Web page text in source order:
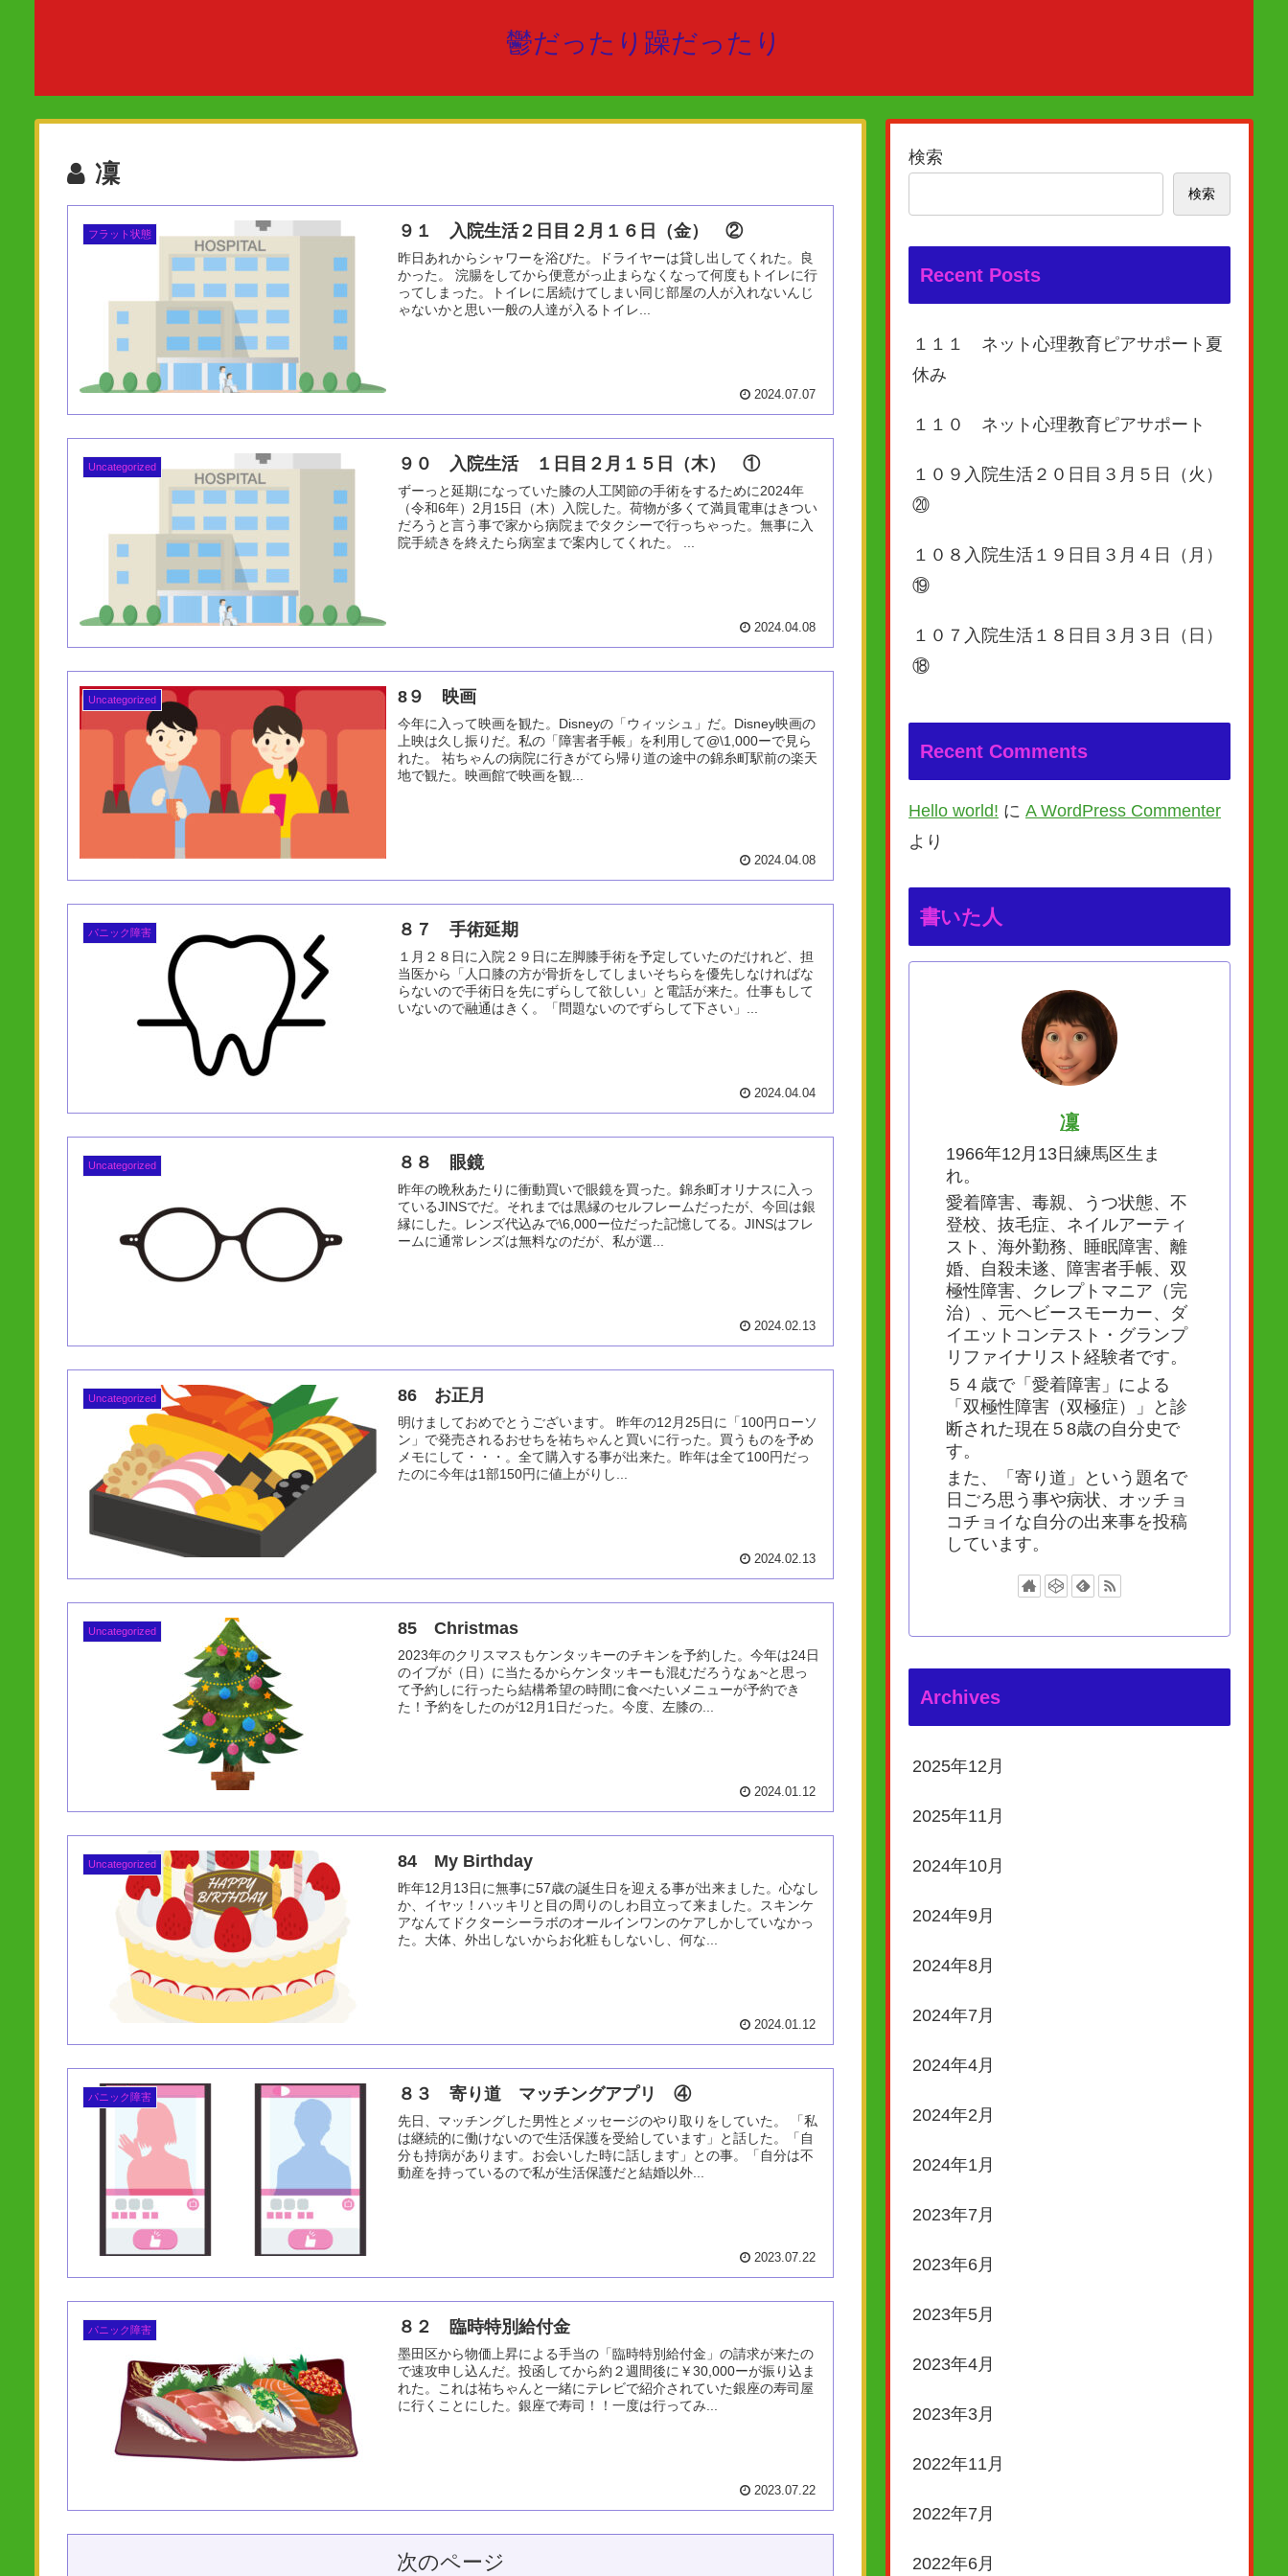
鬱だったり躁だったり
凜
フラット状態 ９１ 入院生活２日目２月１６日（金） ②
昨日あれからシャワーを浴びた。ドライヤーは貸し出してくれた。良
かった。 浣腸をしてから便意がっ止まらなくなって何度もトイレに行
ってしまった。トイレに居続けてしまい同じ部屋の人が入れないんじ
ゃないかと思い一般の人達が入るトイレ...
2024.07.07
Uncategorized ９０ 入院生活 １日目２月１５日（木） ①
ずーっと延期になっていた膝の人工関節の手術をするために2024年
（令和6年）2月15日（木）入院した。荷物が多くて満員電車はきつい
だろうと言う事で家から病院までタクシーで行っちゃった。無事に入
院手続きを終えたら病室まで案内してくれた。 ...
2024.04.08
Uncategorized 8９ 映画
今年に入って映画を観た。Disneyの「ウィッシュ」だ。Disney映画の
上映は久し振りだ。私の「障害者手帳」を利用して@\1,000ーで見ら
れた。 祐ちゃんの病院に行きがてら帰り道の途中の錦糸町駅前の楽天
地で観た。映画館で映画を観...
2024.04.08
パニック障害 ８７ 手術延期
１月２８日に入院２９日に左脚膝手術を予定していたのだけれど、担
当医から「人口膝の方が骨折をしてしまいそちらを優先しなければな
らないので手術日を先にずらして欲しい」と電話が来た。仕事もして
いないので融通はきく。「問題ないのでずらして下さい」...
2024.04.04
Uncategorized ８８ 眼鏡
昨年の晩秋あたりに衝動買いで眼鏡を買った。錦糸町オリナスに入っ
ているJINSでだ。それまでは黒縁のセルフレームだったが、今回は銀
縁にした。レンズ代込みで\6,000ー位だった記憶してる。JINSはフレ
ームに通常レンズは無料なのだが、私が選...
2024.02.13
Uncategorized 86 お正月
明けましておめでとうございます。 昨年の12月25日に「100円ローソ
ン」で発売されるおせちを祐ちゃんと買いに行った。買うものを予め
メモにして・・・。全て購入する事が出来た。昨年は全て100円だっ
たのに今年は1部150円に値上がりし...
2024.02.13
Uncategorized 85 Christmas
2023年のクリスマスもケンタッキーのチキンを予約した。今年は24日
のイブが（日）に当たるからケンタッキーも混むだろうなぁ~と思っ
て予約しに行ったら結構希望の時間に食べたいメニューが予約でき
た！予約をしたのが12月1日だった。今度、左膝の...
2024.01.12
Uncategorized 84 My Birthday
昨年12月13日に無事に57歳の誕生日を迎える事が出来ました。心なし
か、イヤッ！ハッキリと目の周りのしわ目立って来ました。スキンケ
アなんてドクターシーラボのオールインワンのケアしかしていなかっ
た。大体、外出しないからお化粧もしないし、何な...
2024.01.12
パニック障害 ８３ 寄り道 マッチングアプリ ④
先日、マッチングした男性とメッセージのやり取りをしていた。 「私
は継続的に働けないので生活保護を受給しています」と話した。「自
分も持病があります。お会いした時に話します」との事。「自分は不
動産を持っているので私が生活保護だと結婚以外...
2023.07.22
パニック障害 ８２ 臨時特別給付金
墨田区から物価上昇による手当の「臨時特別給付金」の請求が来たの
で速攻申し込んだ。投函してから約２週間後に￥30,000ーが振り込ま
れた。これは祐ちゃんと一緒にテレビで紹介されていた銀座の寿司屋
に行くことにした。銀座で寿司！！一度は行ってみ...
2023.07.22
次のページ
検索
検索
Recent Posts
１１１ ネット心理教育ピアサポート夏
休み
１１０ ネット心理教育ピアサポート
１０９入院生活２０日目３月５日（火）
⑳
１０８入院生活１９日目３月４日（月）
⑲
１０７入院生活１８日目３月３日（日）
⑱
Recent Comments
Hello world! に A WordPress Commenter
より
書いた人
凜
1966年12月13日練馬区生ま
れ。
愛着障害、毒親、うつ状態、不
登校、抜毛症、ネイルアーティ
スト、海外勤務、睡眠障害、離
婚、自殺未遂、障害者手帳、双
極性障害、クレプトマニア（完
治）、元ヘビースモーカー、ダ
イエットコンテスト・グランプ
リファイナリスト経験者です。
５４歳で「愛着障害」による
「双極性障害（双極症）」と診
断された現在５8歳の自分史で
す。
また、「寄り道」という題名で
日ごろ思う事や病状、オッチョ
コチョイな自分の出来事を投稿
しています。
Archives
2025年12月
2025年11月
2024年10月
2024年9月
2024年8月
2024年7月
2024年4月
2024年2月
2024年1月
2023年7月
2023年6月
2023年5月
2023年4月
2023年3月
2022年11月
2022年7月
2022年6月